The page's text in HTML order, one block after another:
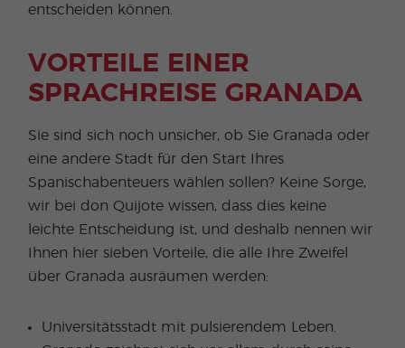
entscheiden können.
VORTEILE EINER
SPRACHREISE GRANADA
Sie sind sich noch unsicher, ob Sie Granada oder
eine andere Stadt für den Start Ihres
Spanischabenteuers wählen sollen? Keine Sorge,
wir bei don Quijote wissen, dass dies keine
leichte Entscheidung ist, und deshalb nennen wir
Ihnen hier sieben Vorteile, die alle Ihre Zweifel
über Granada ausräumen werden:
Universitätsstadt mit pulsierendem Leben.